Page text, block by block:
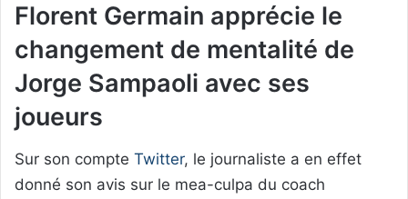
Florent Germain apprécie le
changement de mentalité de
Jorge Sampaoli avec ses
joueurs
Sur son compte Twitter, le journaliste a en effet
donné son avis sur le mea-culpa du coach